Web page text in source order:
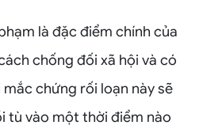
là đặc điểm chính của
chống đối xã hội và có
chứng rối loạn này sẽ
tù vào một thời điểm nào